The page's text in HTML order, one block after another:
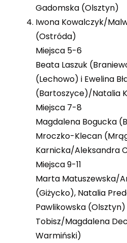
Gadomska (Olsztyn)
Iwona Kowalczyk/
(Ostróda)
Miejsca 5-6
Beata Laszuk
(Lechowo) i Ewelina
(Bartoszyce)/Natalia
Miejsca 7-8
Magdalena Bogucka
Mroczko-Klecan
Karnicka/Aleksandra
Miejsca 9-11
Marta Matuszewska/
(Giżycko), Natalia
Pawlikowska (Olsztyn)
Tobisz/Magdalena
Warmiński)